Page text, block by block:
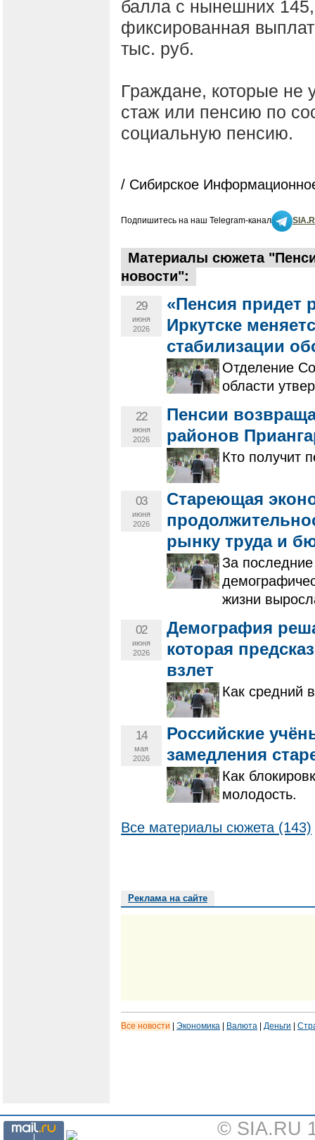
балла с нынешних
фиксированная
тыс. руб.
Граждане, которые не
стаж или пенсию по
социальную пенсию.
/ Сибирское
Подпишитесь на наш Telegram-канал
Материалы сюжета
новости":
29
июня
2026
«Пенсия придет
Иркутске
стабилизации
Отделение
области
22
июня
2026
Пенсии
районов
Кто получит
03
июня
2026
Стареющая
рынку труда и
За
жизни
02
июня
2026
Демография
которая
взлет
Как средний
14
мая
2026
Российские
замедления
Как
молодость.
Все материалы сюжета (143)
Реклама на сайте
Все новости Экономика Валюта Деньги
© SIA.RU